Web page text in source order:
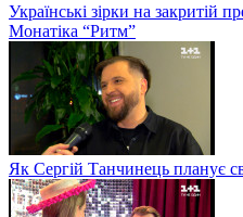
Українські зірки на закритій
Монатіка “Ритм”
Як Сергій Танчинець планує